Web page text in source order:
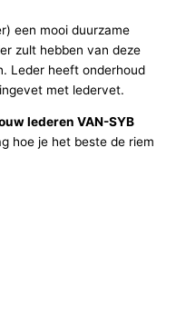
een mooi duurzame
zult hebben van deze
Leder heeft onderhoud
met ledervet.
lederen VAN-SYB
hoe je het beste de riem